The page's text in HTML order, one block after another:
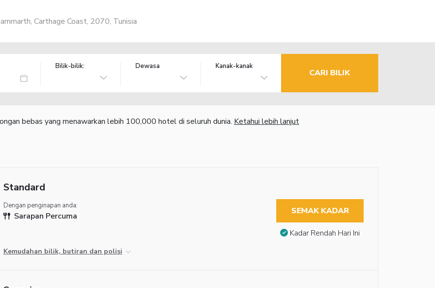
Carthage Coast, 2070, Tunisia
Bilik-bilik: Dewasa Kanak-kanak
CARI BILIK
bebas yang menawarkan lebih 100,000 hotel di seluruh dunia. Ketahui lebih lanjut
Standard
Dengan penginapan anda:
Sarapan Percuma
Kemudahan bilik, butiran dan polisi
SEMAK KADAR
Kadar Rendah Hari Ini